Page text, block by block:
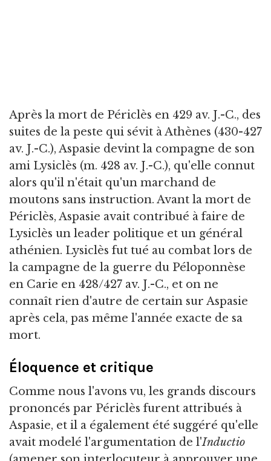
Après la mort de Périclès en 429 av. J.-C., des
suites de la peste qui sévit à Athènes (430-427
av. J.-C.), Aspasie devint la compagne de son
ami Lysiclès (m. 428 av. J.-C.), qu'elle connut
alors qu'il n'était qu'un marchand de
moutons sans instruction. Avant la mort de
Périclès, Aspasie avait contribué à faire de
Lysiclès un leader politique et un général
athénien. Lysiclès fut tué au combat lors de
la campagne de la guerre du Péloponnèse
en Carie en 428/427 av. J.-C., et on ne
connaît rien d'autre de certain sur Aspasie
après cela, pas même l'année exacte de sa
mort.
Éloquence et critique
Comme nous l'avons vu, les grands discours
prononcés par Périclès furent attribués à
Aspasie, et il a également été suggéré qu'elle
avait modelé l'argumentation de l'Inductio